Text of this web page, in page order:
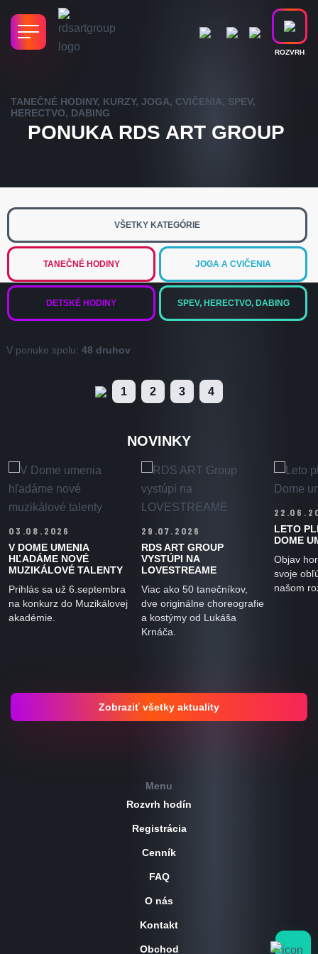
ROZVRH
TANEČNÉ HODINY, KURZY, JOGA, CVIČENIA, SPEV,
HERECTVO, DABING
PONUKA RDS ART GROUP
VŠETKY KATEGÓRIE
TANEČNÉ HODINY JOGA A CVIČENIA
DETSKÉ HODINY SPEV, HERECTVO, DABING
V ponuke spolu: 48 druhov
1 2 3 4
NOVINKY
03.08.2026
V DOME UMENIA
HĽADÁME NOVÉ
MUZIKÁLOVÉ TALENTY
Prihlás sa už 6.septembra
na konkurz do Muzikálovej
akadémie.
29.07.2026
RDS ART GROUP
VYSTÚPI NA
LOVESTREAME
Viac ako 50 tanečníkov,
dve originálne choreografie
a kostýmy od Lukáša
Krnáča.
LETO
DOME
Objav
svoje
našom
Zobraziť všetky aktuality
Menu
Rozvrh hodín
Registrácia
Cenník
FAQ
O nás
Kontakt
Obchod